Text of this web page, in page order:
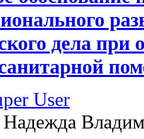
дела при
User